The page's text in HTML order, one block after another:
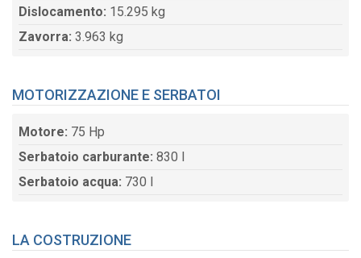
Dislocamento: 15.295 kg
Zavorra: 3.963 kg
MOTORIZZAZIONE E SERBATOI
Motore: 75 Hp
Serbatoio carburante: 830 l
Serbatoio acqua: 730 l
LA COSTRUZIONE